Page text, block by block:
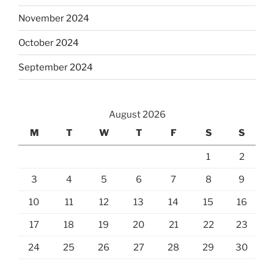
November 2024
October 2024
September 2024
August 2026
M
T W T F S S
1 2
3 4 5 6 7 8 9
10 11 12 13 14 15 16
17 18 19 20 21 22 23
24 25 26 27 28 29 30